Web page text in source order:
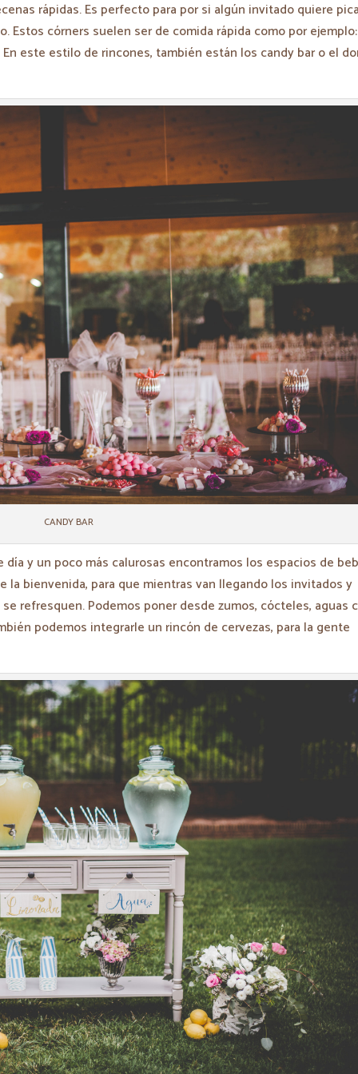
rápidas. Es perfecto para por si algún invitado quiere
Estos córners suelen ser de comida rápida como por ejemplo:
este estilo de rincones, también están los candy bar o el
CANDY BAR
y un poco más calurosas encontramos los espacios de
la bienvenida, para que mientras van llegando los invitados y
refresquen. Podemos poner desde zumos, cócteles, aguas
podemos integrarle un rincón de cervezas, para la gente